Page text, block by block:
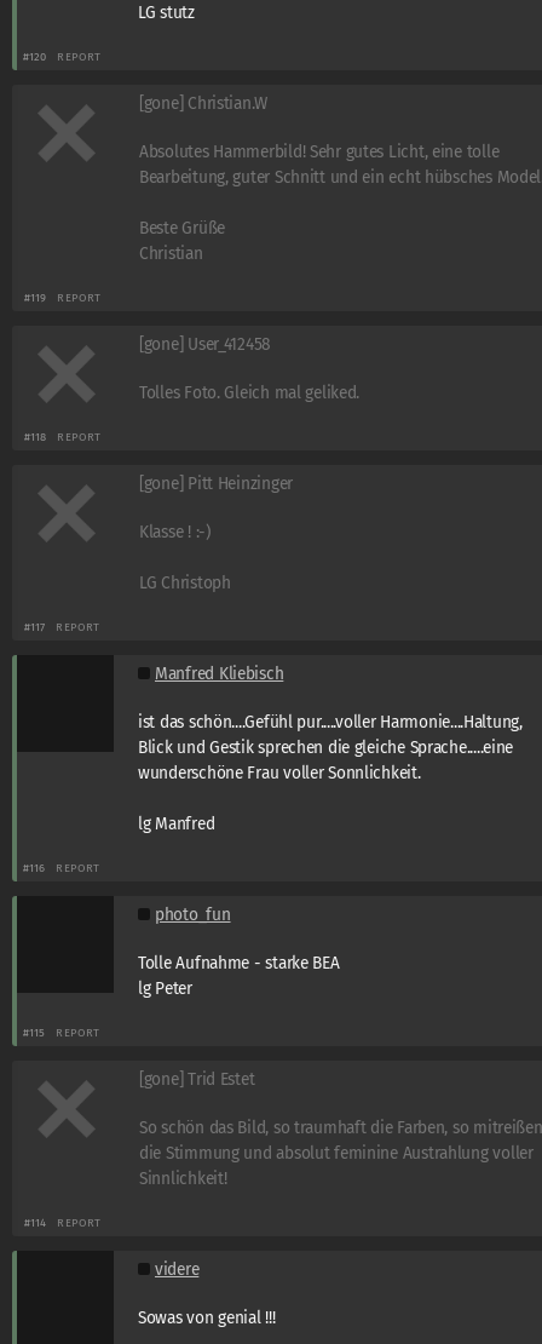
LG stutz
#120 REPORT
[gone] Christian.W
Absolutes Hammerbild! Sehr gutes Licht, eine tolle
Bearbeitung, guter Schnitt und ein echt hübsches
Beste Grüße
Christian
#119 REPORT
[gone] User_412458
Tolles Foto. Gleich mal geliked.
#118 REPORT
[gone] Pitt Heinzinger
Klasse ! :-)
LG Christoph
#117 REPORT
Manfred Kliebisch
ist das schön....Gefühl pur.....voller Harmonie....Haltung,
Blick und Gestik sprechen die gleiche Sprache.....eine
wunderschöne Frau voller Sonnlichkeit.
lg Manfred
#116 REPORT
photo_fun
Tolle Aufnahme - starke BEA
lg Peter
#115 REPORT
[gone] Trid Estet
So schön das Bild, so traumhaft die Farben, so
die Stimmung und absolut feminine Austrahlung voller
Sinnlichkeit!
#114 REPORT
videre
Sowas von genial !!!